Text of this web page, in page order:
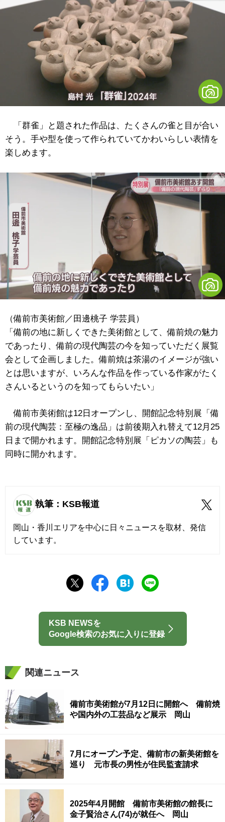
「群雀」と題された作品は、たくさんの雀と目が合い
そう。手や型を使って作られていてかわいらしい表情を
楽しめます。
（備前市美術館／田邊桃子 学芸員）
「備前の地に新しくできた美術館として、備前焼の魅力
であったり、備前の現代陶芸の今を知っていただく展覧
会として企画しました。備前焼は茶湯のイメージが強い
とは思いますが、いろんな作品を作っている作家がたく
さんいるというのを知ってもらいたい」
備前市美術館は12日オープンし、開館記念特別展「備
前の現代陶芸：至極の逸品」は前後期入れ替えて12月25
日まで開かれます。
開館記念特別展「ピカソの陶芸」も
同時に開かれます。
執筆：KSB報道
岡山・香川エリアを中心に日々ニュースを取材、発信
しています。
KSB NEWSを
Google検索のお気に入りに登録
関連ニュース
備前市美術館が7月12日に開館へ 備前焼
や国内外の工芸品など展示 岡山
7月にオープン予定、備前市の新美術館を
巡り 元市長の男性が住民監査請求
2025年4月開館 備前市美術館の館長に
金子賢治さん(74)が就任へ 岡山